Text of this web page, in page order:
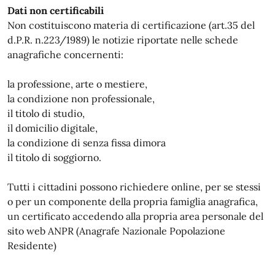
Dati non certificabili
Non costituiscono materia di certificazione (art.35 del
d.P.R. n.223/1989) le notizie riportate nelle schede
anagrafiche concernenti:
la professione, arte o mestiere,
la condizione non professionale,
il titolo di studio,
il domicilio digitale,
la condizione di senza fissa dimora
il titolo di soggiorno.
Tutti i cittadini possono richiedere online, per se stessi
o per un componente della propria famiglia anagrafica,
un certificato accedendo alla propria area personale del
sito web ANPR (Anagrafe Nazionale Popolazione
Residente)